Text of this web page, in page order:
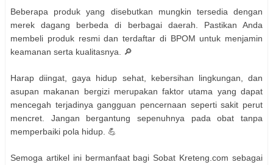
Beberapa produk yang disebutkan mungkin tersedia dengan
merek dagang berbeda di berbagai daerah. Pastikan Anda
membeli produk resmi dan terdaftar di BPOM untuk menjamin
keamanan serta kualitasnya. 🔎
Harap diingat, gaya hidup sehat, kebersihan lingkungan, dan
asupan makanan bergizi merupakan faktor utama yang dapat
mencegah terjadinya gangguan pencernaan seperti sakit perut
mencret. Jangan bergantung sepenuhnya pada obat tanpa
memperbaiki pola hidup. 💪
Semoga artikel ini bermanfaat bagi Sobat Kreteng.com sebagai